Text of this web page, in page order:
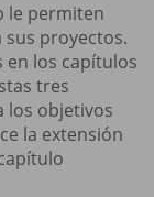
le permiten
proyectos.
en los capítulos
tres
los objetivos
la extensión